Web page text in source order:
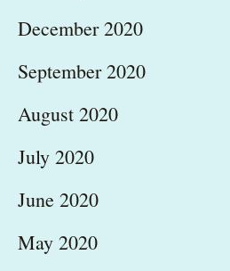
December 2020
September 2020
August 2020
July 2020
June 2020
May 2020